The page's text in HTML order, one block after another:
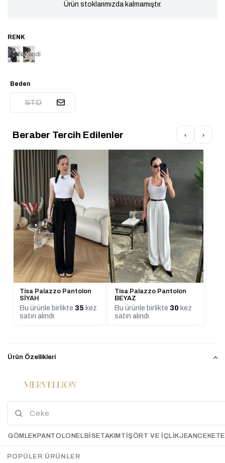
Ürün stoklarımızda kalmamıştır.
TükendiTükendi
Beden
STD
Beraber Tercih Edilenler ‹ ›
Tisa Palazzo Pantolon
SİYAH
Bu ürünle birlikte 35 kez
satın alındı
Tisa Palazzo Pantolon
BEYAZ
Bu ürünle birlikte 30 kez
satın alındı
Ürün Özellikleri
Manken boy 167cm
El İle Ölçümlerde 2-3 Cm Farklılık Gösterebilir.
GÖMLEK PANTOLON ELBİSETAKIM TIŞÖRT VE İÇLIKJEANCEKET
POPÜLER ÜRÜNLER